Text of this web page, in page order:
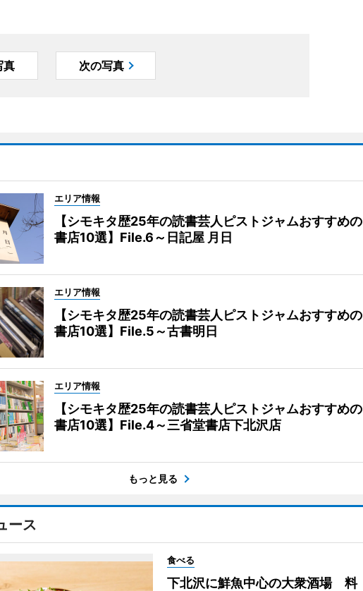
真 次の写真
エリア情報
【シモキタ歴25年の読書芸人ピストジャムおすすめの
書店10選】File.6～日記屋 月日
エリア情報
【シモキタ歴25年の読書芸人ピストジャムおすすめの
書店10選】File.5～古書明日
エリア情報
【シモキタ歴25年の読書芸人ピストジャムおすすめの
書店10選】File.4～三省堂書店下北沢店
もっと見る
ース
食べる
下北沢に鮮魚中心の大衆酒場 料